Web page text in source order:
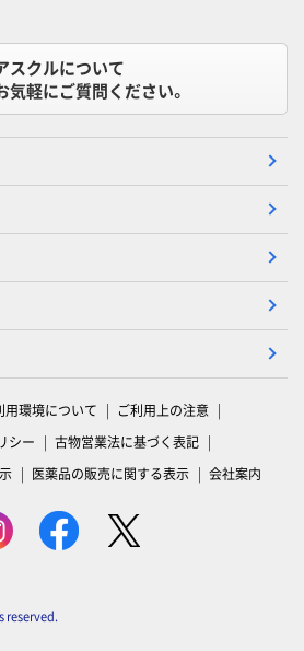
スクルについて
気軽にご質問ください。
用環境について
ご利用上の注意
シー
古物営業法に基づく表記
医薬品の販売に関する表示 会社案内
reserved.